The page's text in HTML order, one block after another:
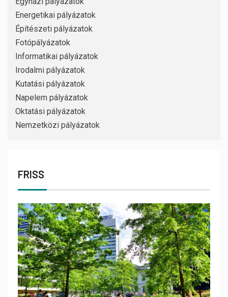
Energetikai pályázatok
Építészeti pályázatok
Fotópályázatok
Informatikai pályázatok
Irodalmi pályázatok
Kutatási pályázatok
Napelem pályázatok
Oktatási pályázatok
Nemzetközi pályázatok
FRISS